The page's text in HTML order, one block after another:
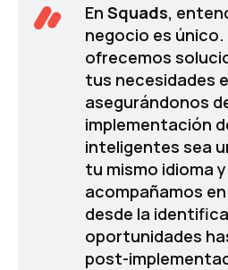
En Squads,
negocio es único.
ofrecemos
tus necesidades
asegurándonos
implementación
inteligentes sea
tu mismo idioma
acompañamos
desde la
oportunidades
post-